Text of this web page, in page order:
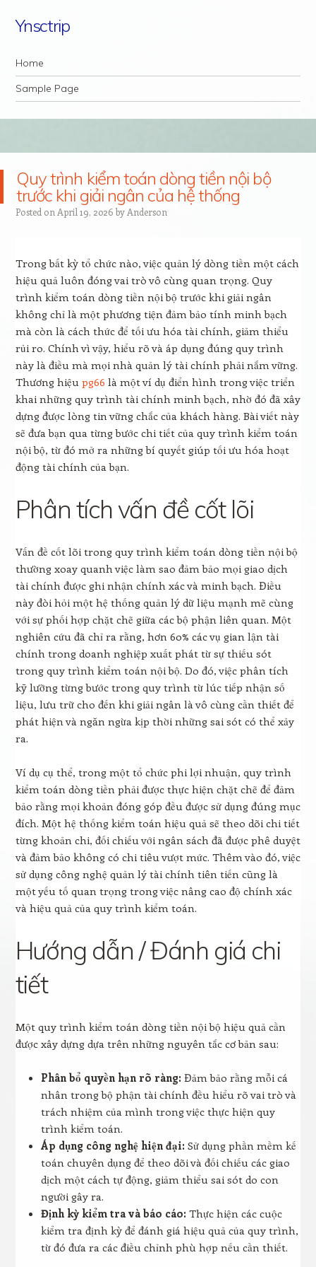
Ynsctrip
Navigation
Skip to content
Home
Sample Page
Quy trình kiểm toán dòng tiền nội bộ
trước khi giải ngân của hệ thống
Posted on April 19, 2026 by Anderson
Trong bất kỳ tổ chức nào, việc quản lý dòng tiền một cách
hiệu quả luôn đóng vai trò vô cùng quan trọng. Quy
trình kiểm toán dòng tiền nội bộ trước khi giải ngân
không chỉ là một phương tiện đảm bảo tính minh bạch
mà còn là cách thức để tối ưu hóa tài chính, giảm thiểu
rủi ro. Chính vì vậy, hiểu rõ và áp dụng đúng quy trình
này là điều mà mọi nhà quản lý tài chính phải nắm vững.
Thương hiệu pg66 là một ví dụ điển hình trong việc triển
khai những quy trình tài chính minh bạch, nhờ đó đã xây
dựng được lòng tin vững chắc của khách hàng. Bài viết này
sẽ đưa bạn qua từng bước chi tiết của quy trình kiểm toán
nội bộ, từ đó mở ra những bí quyết giúp tối ưu hóa hoạt
động tài chính của bạn.
Phân tích vấn đề cốt lõi
Vấn đề cốt lõi trong quy trình kiểm toán dòng tiền nội bộ
thường xoay quanh việc làm sao đảm bảo mọi giao dịch
tài chính được ghi nhận chính xác và minh bạch. Điều
này đòi hỏi một hệ thống quản lý dữ liệu mạnh mẽ cùng
với sự phối hợp chặt chẽ giữa các bộ phận liên quan. Một
nghiên cứu đã chỉ ra rằng, hơn 60% các vụ gian lận tài
chính trong doanh nghiệp xuất phát từ sự thiếu sót
trong quy trình kiểm toán nội bộ. Do đó, việc phân tích
kỹ lưỡng từng bước trong quy trình từ lúc tiếp nhận số
liệu, lưu trữ cho đến khi giải ngân là vô cùng cần thiết để
phát hiện và ngăn ngừa kịp thời những sai sót có thể xảy
ra.
Ví dụ cụ thể, trong một tổ chức phi lợi nhuận, quy trình
kiểm toán dòng tiền phải được thực hiện chặt chẽ để đảm
bảo rằng mọi khoản đóng góp đều được sử dụng đúng mục
đích. Một hệ thống kiểm toán hiệu quả sẽ theo dõi chi tiết
từng khoản chi, đối chiếu với ngân sách đã được phê duyệt
và đảm bảo không có chi tiêu vượt mức. Thêm vào đó, việc
sử dụng công nghệ quản lý tài chính tiên tiến cũng là
một yếu tố quan trọng trong việc nâng cao độ chính xác
và hiệu quả của quy trình kiểm toán.
Hướng dẫn / Đánh giá chi
tiết
Một quy trình kiểm toán dòng tiền nội bộ hiệu quả cần
được xây dựng dựa trên những nguyên tắc cơ bản sau:
Phân bổ quyền hạn rõ ràng: Đảm bảo rằng mỗi cá
nhân trong bộ phận tài chính đều hiểu rõ vai trò và
trách nhiệm của mình trong việc thực hiện quy
trình kiểm toán.
Áp dụng công nghệ hiện đại: Sử dụng phần mềm kế
toán chuyên dụng để theo dõi và đối chiếu các giao
dịch một cách tự động, giảm thiểu sai sót do con
người gây ra.
Định kỳ kiểm tra và báo cáo: Thực hiện các cuộc
kiểm tra định kỳ để đánh giá hiệu quả của quy trình,
từ đó đưa ra các điều chỉnh phù hợp nếu cần thiết.